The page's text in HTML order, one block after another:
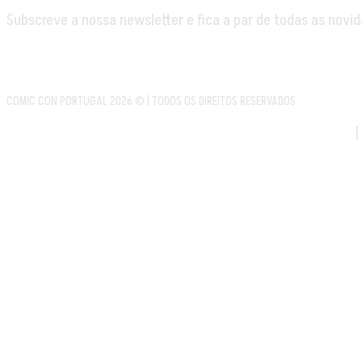
Subscreve a nossa newsletter e fica a par de todas as
COMIC CON PORTUGAL 2026 © | TODOS OS DIREITOS RESERVADOS
|